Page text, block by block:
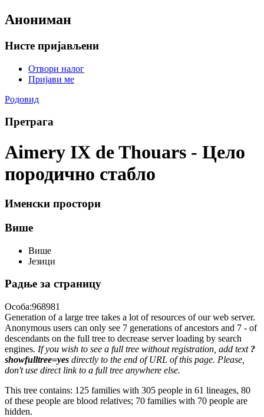
Анониман
Нисте пријављени
Отвори налог
Пријави ме
Родовид
Претрага
Aimery IX de Thouars - Цело
породично стабло
Именски простори
Више
Више
Језици
Радње за страницу
Особа:968981
Generation of a large tree takes a lot of resources of our web server.
Anonymous users can only see 7 generations of ancestors and 7 - of
descendants on the full tree to decrease server loading by search
engines. If you wish to see a full tree without registration, add text ?
showfulltree=yes directly to the end of URL of this page. Please,
don't use direct link to a full tree anywhere else.
This tree contains: 125 families with 305 people in 61 lineages, 80
of these people are blood relatives; 70 families with 70 people are
hidden.